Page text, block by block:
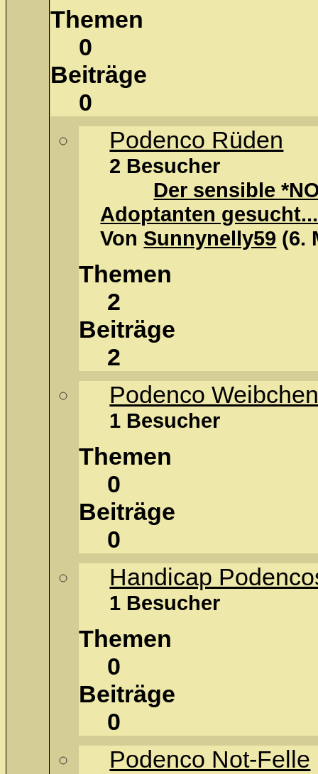
Themen
0
Beiträge
0
Podenco Rüden
2 Besucher
Der sensible
Adoptanten gesucht...
Von Sunnynelly59 (6.
Themen
2
Beiträge
2
Podenco
1 Besucher
Themen
0
Beiträge
0
Handicap
1 Besucher
Themen
0
Beiträge
0
Podenco Not-Felle